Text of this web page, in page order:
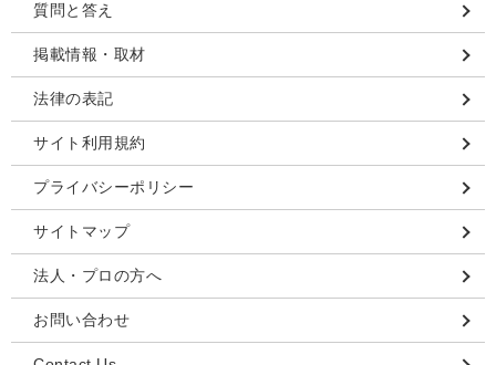
質問と答え
掲載情報・取材
法律の表記
サイト利用規約
プライバシーポリシー
サイトマップ
法人・プロの方へ
お問い合わせ